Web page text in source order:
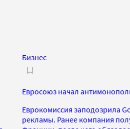
Бизнес
Евросоюз начал
Еврокомиссия заподозрила
рекламы. Ранее компания